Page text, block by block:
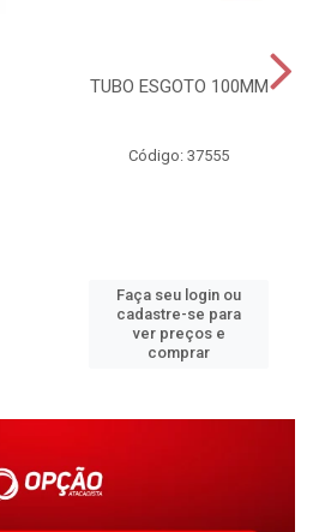
TUBO ESGOTO 100MM
Código: 37555
Faça seu login ou
cadastre-se para
ver preços e
comprar